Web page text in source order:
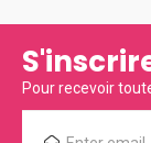
Pour recevoir